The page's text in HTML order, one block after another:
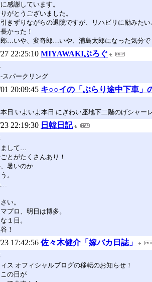
感謝しています。
がとうございました。
きずりながらの退院ですが、リハビリに励みた
かった！
…いや、変奇郎…いや、浦島太郎になった気分で
22:25:10 MIYAWAKIぶろぐ
スパークリング
20:09:45 キ○○イの「ぶらり途中下車」
日 いよいよ本日 にぎわい座地下二階のげシャー
22:19:30 日韓日記
まして…
とがたくさんあり！
暑いのか
。
…
い。
プロ、明日は博多。
１日。
！
17:42:56 佐々木健介「嫁バカ日誌」
ス オフィシャルブログの移転のお知らせ！
の日が